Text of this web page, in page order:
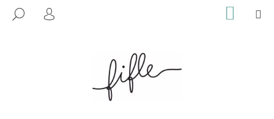
HLEDAT
PŘIHLÁŠENÍ KOŠÍK